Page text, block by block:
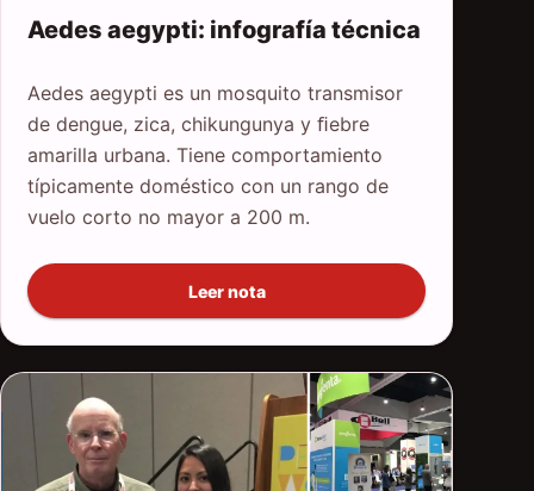
Aedes aegypti: infografía técnica
Aedes aegypti es un mosquito transmisor
de dengue, zica, chikungunya y ﬁebre
amarilla urbana. Tiene comportamiento
típicamente doméstico con un rango de
vuelo corto no mayor a 200 m.
Leer nota